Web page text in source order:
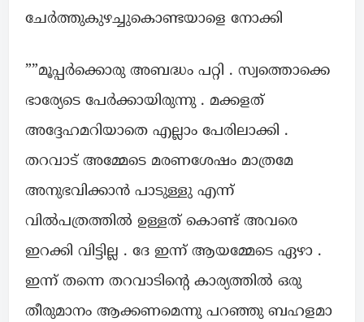
ചേർത്തുകുഴച്ചുകൊണ്ടയാളെ നോക്കി
””മൂപ്പർക്കൊരു അബദ്ധം പറ്റി . സ്വത്തൊക്കെ
ഭാര്യേടെ പേർക്കായിരുന്നു . മക്കളത്
അദ്ദേഹമറിയാതെ എല്ലാം പേരിലാക്കി .
തറവാട് അമ്മേടെ മരണശേഷം മാത്രമേ
അനുഭവിക്കാൻ പാടുള്ളു എന്ന്
വിൽപത്രത്തിൽ ഉള്ളത് കൊണ്ട് അവരെ
ഇറക്കി വിട്ടില്ല . ദേ ഇന്ന് ആയമ്മേടെ ഏഴാ .
ഇന്ന് തന്നെ തറവാടിന്റെ കാര്യത്തിൽ ഒരു
തീരുമാനം ആക്കണമെന്നു പറഞ്ഞു ബഹളമാ